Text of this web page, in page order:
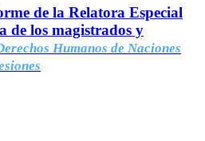
de la Relatora Especial
de los magistrados y
Humanos de Naciones